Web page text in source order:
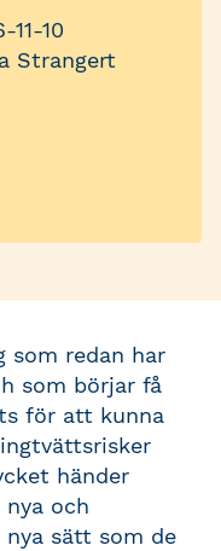
11-10
Strangert
som redan har
som börjar få
för att kunna
händer
och
sätt som de